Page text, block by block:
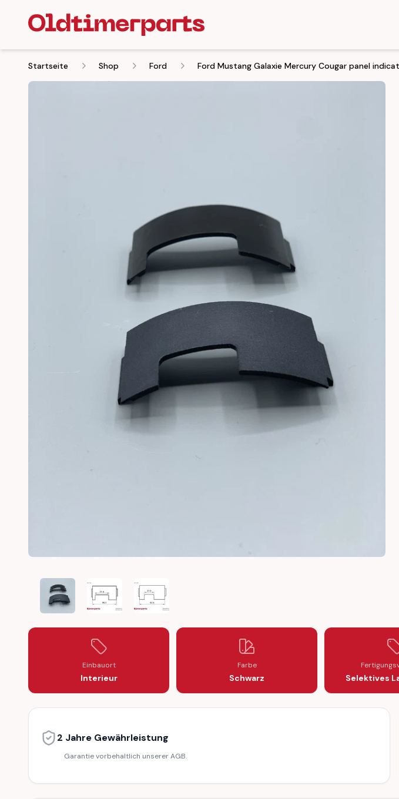
Startseite Shop Ford Ford Mustang Galaxie Mercury Cougar panel
FORD MUSTANG GALAXIE MERCURY COUGAR PANEL INDICATOR STEARING (D0AA-9D793-
FORD MUSTANG GALAXIE MERCURY COUGAR PANEL INDICATOR STEARING
FORD MUSTANG GALAXIE MERCURY COUGAR PANEL INDICATOR
Einbauort
Interieur
Farbe
Schwarz Selektives
2 Jahre Gewährleistung
Garantie vorbehaltlich unserer AGB.